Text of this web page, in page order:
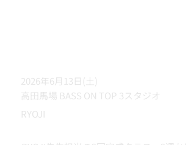
2026年6月13日(土)
高田馬場 BASS ON TOP 3スタジオ
RYOJI